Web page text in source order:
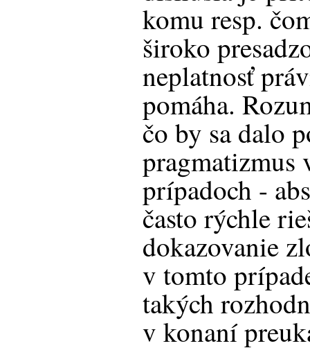
komu resp.
široko
neplatnosť
pomáha.
čo by sa dalo
pragmatizmus
prípadoch -
často rýchle
dokazovanie
v tomto
takých
v konaní